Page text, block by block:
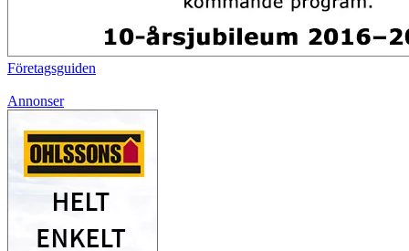
Företagsguiden
Annonser